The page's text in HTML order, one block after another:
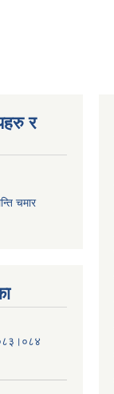
र
चमार